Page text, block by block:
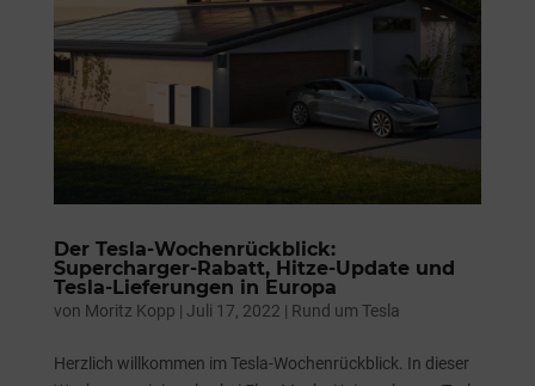
Der Tesla-Wochenrückblick:
Supercharger-Rabatt, Hitze-Update und
Tesla-Lieferungen in Europa
von Moritz Kopp | Juli 17, 2022 | Rund um Tesla
Herzlich willkommen im Tesla-Wochenrückblick. In dieser